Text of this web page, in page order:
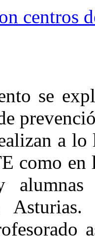
centros
se
a
como en
alumnas